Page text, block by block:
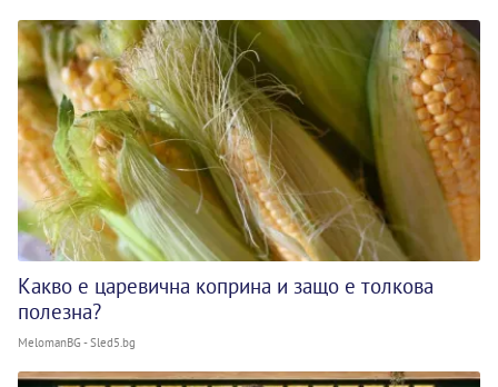
Какво е царевична коприна и защо е толкова
полезна?
MelomanBG - Sled5.bg